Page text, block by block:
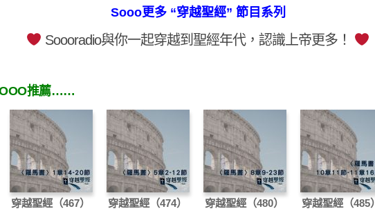
Sooo更多 “穿越聖經” 節目系列
Soooradio與你一起穿越到聖經年代，認識上帝更多！
推薦……
穿越聖經（467）
穿越聖經（474）
穿越聖經（480）
穿越聖經（485）